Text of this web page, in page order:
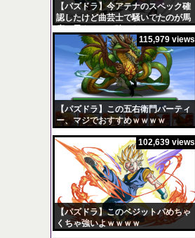
【パズドラ】今アテナのスペック確
認したけど曲芸士で騒いでたのが馬
【パズドラ】この五右衛門パーティ
ー、マジでおすすめｗｗｗｗ
115,979 views
【パズドラ】このベジットパめちゃ
くちゃ強いよｗｗｗｗ
102,639 views